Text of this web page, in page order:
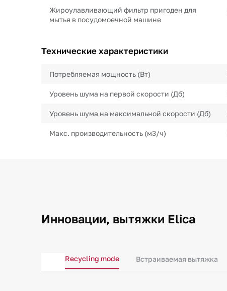
Жироулавливающий фильтр пригоден для
мытья в посудомоечной машине
Технические характеристики
Потребляемая мощность (Вт)
Уровень шума на первой скорости (Дб)
Уровень шума на максимальной скорости (Дб)
Макс. производительность (м3/ч)
Инновации, вытяжки Elica
Recycling mode Встраиваемая вытяжка